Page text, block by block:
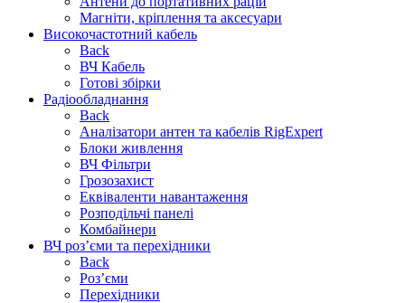
Магніти, кріплення та аксесуари
Високочастотний кабель
Back
ВЧ Кабель
Готові збірки
Радіообладнання
Back
Аналізатори антен та кабелів RigExpert
Блоки живлення
ВЧ Фільтри
Грозозахист
Еквіваленти навантаження
Розподільчі панелі
Комбайнери
ВЧ роз’єми та перехідники
Back
Роз’єми
Перехідники